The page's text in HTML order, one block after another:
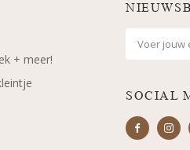
+ meer!
SOCIAL